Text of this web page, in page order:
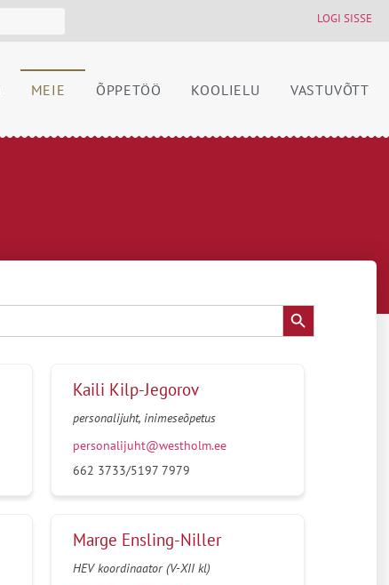
LOGI SISSE
MEIE ÕPPETÖÖ KOOLIELU VASTUVÕTT
Search Button
Kaili Kilp-Jegorov
personalijuht, inimeseõpetus
personalijuht@westholm.ee
662 3733/5197 7979
Marge Ensling-Niller
HEV koordinaator (V-XII kl)